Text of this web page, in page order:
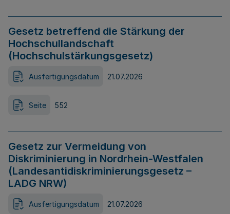
Gesetz betreffend die Stärkung der
Hochschullandschaft
(Hochschulstärkungsgesetz)
Ausfertigungsdatum 21.07.2026
Seite 552
Gesetz zur Vermeidung von
Diskriminierung in Nordrhein-Westfalen
(Landesantidiskriminierungsgesetz –
LADG NRW)
Ausfertigungsdatum 21.07.2026